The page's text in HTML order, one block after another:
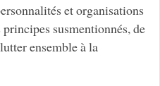
et organisations
susmentionnés, de
ensemble à la